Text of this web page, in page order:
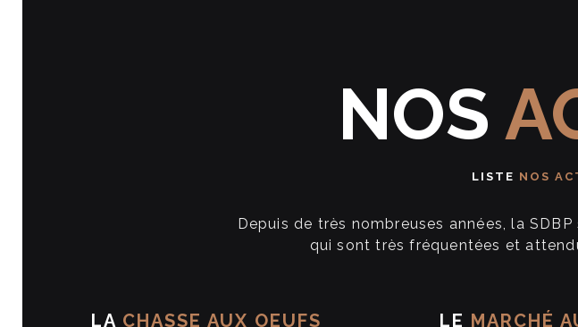
NOS
LISTE NOS
Depuis de très nombreuses années, la
qui sont très fréquentées et
LA CHASSE AUX OEUFS LE MARCHÉ